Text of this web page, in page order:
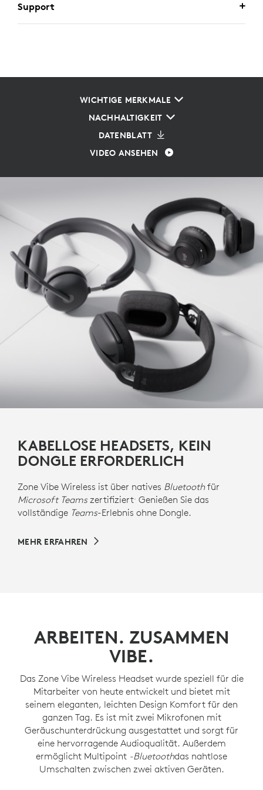
Support
WICHTIGE MERKMALE
NACHHALTIGKEIT
DATENBLATT
VIDEO ANSEHEN
KABELLOSE HEADSETS, KEIN
DONGLE ERFORDERLICH
Zone Vibe Wireless ist über natives Bluetoothfür
Microsoft Teamszertifiziert Genießen Sie das
vollständige Teams-Erlebnis ohne Dongle.
MEHR ERFAHREN
ARBEITEN. ZUSAMMEN
VIBE.
Das Zone Vibe Wireless Headset wurde speziell für die
Mitarbeiter von heute entwickelt und bietet mit
seinem eleganten, leichten Design Komfort für den
ganzen Tag. Es ist mit zwei Mikrofonen mit
Geräuschunterdrückung ausgestattet und sorgt für
eine hervorragende Audioqualität. Außerdem
ermöglicht Multipoint -Bluetoothdas nahtlose
Umschalten zwischen zwei aktiven Geräten.